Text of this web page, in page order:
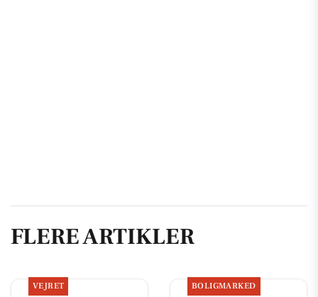
FLERE ARTIKLER
VEJRET BOLIGMARKED